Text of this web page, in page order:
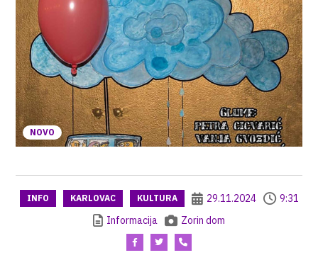
NOVO
INFO KARLOVAC KULTURA 29.11.2024
9:31
Informacija
Zorin dom